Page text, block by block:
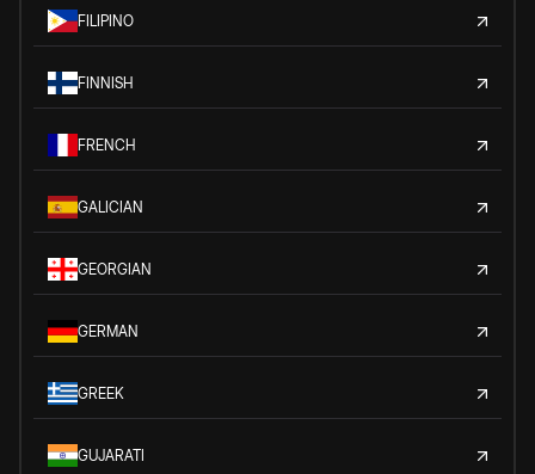
FILIPINO
FINNISH
FRENCH
GALICIAN
GEORGIAN
GERMAN
GREEK
GUJARATI